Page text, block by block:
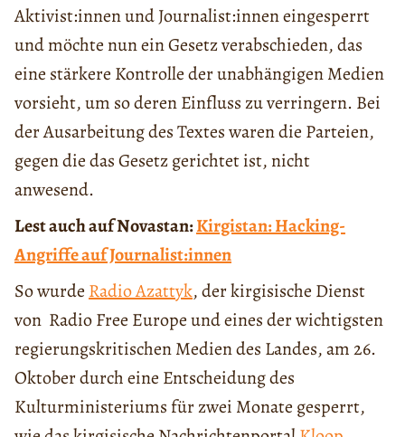
Aktivist:innen und Journalist:innen eingesperrt
und möchte nun ein Gesetz verabschieden, das
eine stärkere Kontrolle der unabhängigen Medien
vorsieht, um so deren Einfluss zu verringern. Bei
der Ausarbeitung des Textes waren die Parteien,
gegen die das Gesetz gerichtet ist, nicht
anwesend.
Lest auch auf Novastan:Kirgistan: Hacking-
Angriffe auf Journalist:innen
So wurde Radio Azattyk, der kirgisische Dienst
von Radio Free Europe und eines der wichtigsten
regierungskritischen Medien des Landes, am 26.
Oktober durch eine Entscheidung des
Kulturministeriums für zwei Monate gesperrt,